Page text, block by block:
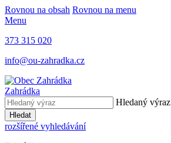
Rovnou na obsah Rovnou na menu
Menu
373 315 020
info@ou-zahradka.cz
Zahrádka
Hledaný výraz
Hledat
rozšířené vyhledávání